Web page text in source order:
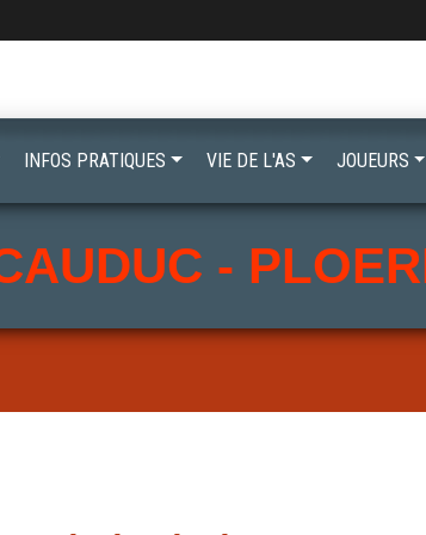
-
INFOS PRATIQUES VIE DE L'AS JOUEURS